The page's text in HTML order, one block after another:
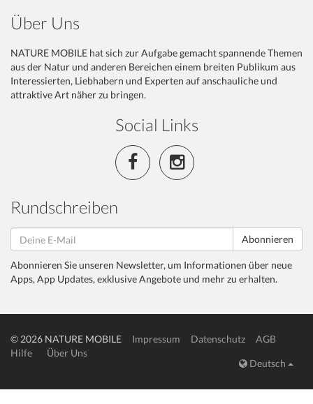
Über Uns
NATURE MOBILE hat sich zur Aufgabe gemacht spannende Themen
aus der Natur und anderen Bereichen einem breiten Publikum aus
Interessierten, Liebhabern und Experten auf anschauliche und
attraktive Art näher zu bringen.
Social Links
Rundschreiben
Abonnieren
Abonnieren Sie unseren Newsletter, um Informationen über neue
Apps, App Updates, exklusive Angebote und mehr zu erhalten.
© 2026 NATURE MOBILE Impressum Datenschutz
AGB
Hilfe
Über Uns
Deutsch